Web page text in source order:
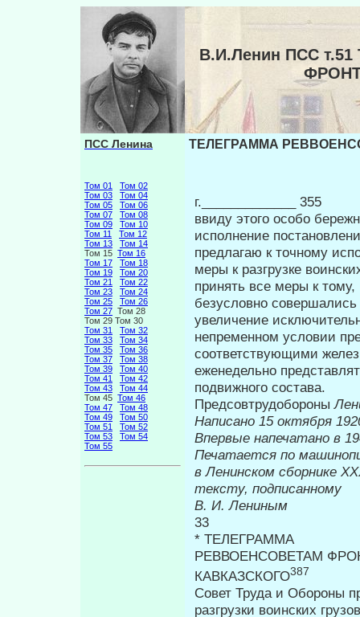
В.И.Ленин ПСС
ПСС Ленина
Том 01
Том 02
Том 03
Том 04
Том 05
Том 06
Том 07
Том 08
Том 09
Том 10
Том 11
Том 12
Том 13
Том 14
Том 15 Том 16
Том 17
Том 18
Том 19
Том 20
Том 21
Том 22
Том 23
Том 24
Том 25
Том 26
Том 27 Том 28
Том 29 Том 30
Том 31
Том 32
Том 33
Том 34
Том 35
Том 36
Том 37
Том 38
Том 39
Том 40
Том 41
Том 42
Том 43
Том 44
Том 45 Том 46
Том 47
Том 48
Том 49
Том 50
Том 51
Том 52
Том 53
Том 54
Том 55
ТЕЛЕГРАММА
г._____________ 355
ввиду этого особо
исполнение
предлагаю к точному
меры к разгрузке
принять все меры к
безусловно
увеличение
непременном условии
соответ­ствующими
еженедельно
подвижного состава.
Предсовтрудобороны
Написано 15 октября
Впервые
Печатается по
в Ленинском сборнике
тексту, подписанному
В. И. Лениным
33
* ТЕЛЕГРАММА
РЕВВОЕНСОВЕТАМ
КАВКАЗСКОГО387
Совет Труда и Обороны
разгрузки воинских